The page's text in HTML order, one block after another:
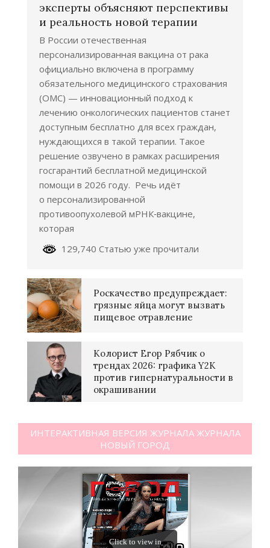
эксперты объясняют перспективы
и реальность новой терапии
В России отечественная
персонализированная вакцина от рака
официально включена в программу
обязательного медицинского страхования
(ОМС) — инновационный подход к
лечению онкологических пациентов станет
доступным бесплатно для всех граждан,
нуждающихся в такой терапии. Такое
решение озвучено в рамках расширения
госгарантий бесплатной медицинской
помощи в 2026 году. Речь идёт
о персонализированной
противоопухолевой мРНК‑вакцине,
которая
129,740 Статью уже прочитали
Роскачество предупреждает:
грязные яйца могут вызвать
пищевое отравление
Колорист Егор Рябчик о
трендах 2026: графика Y2K
против гипернатуральности в
окрашивании
ИНТЕРАКТИВНАЯ ВЕРСИЯ ЖУРНАЛА ЖУРНАЛА
НОВЫЙ ГОРОД